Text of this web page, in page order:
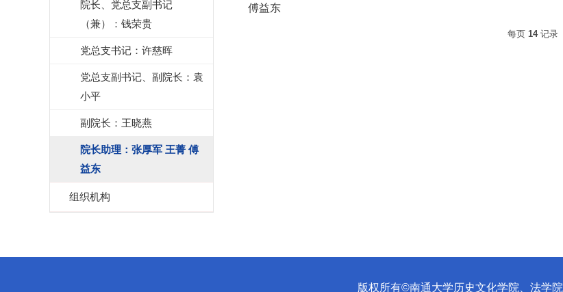
院长、党总支副书记
（兼）：钱荣贵
党总支书记：许慈晖
党总支副书记、副院长：袁
小平
副院长：王晓燕
院长助理：张厚军 王菁 傅
益东
组织机构
傅益东
每页 14记录
版权所有©南通大学历史文化学院、法学院